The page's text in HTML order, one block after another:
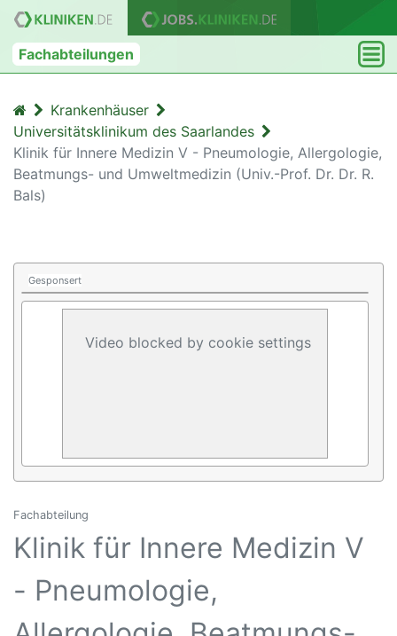
Fachabteilungen
Krankenhäuser
Universitätsklinikum des Saarlandes
Klinik für Innere Medizin V - Pneumologie, Allergologie,
Beatmungs- und Umweltmedizin (Univ.-Prof. Dr. Dr. R.
Bals)
Gesponsert
Video blocked by cookie settings
Fachabteilung
Klinik für Innere Medizin V
- Pneumologie,